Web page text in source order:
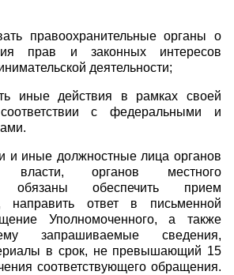
правоохранительные органы о
прав и законных интересов
деятельности;
иные действия в рамках своей
с федеральными и
и иные должностные лица органов
власти, органов местного
обязаны обеспечить прием
направить ответ в письменной
Уполномоченного, а также
запрашиваемые сведения,
в срок, не превышающий 15
соответствующего обращения.